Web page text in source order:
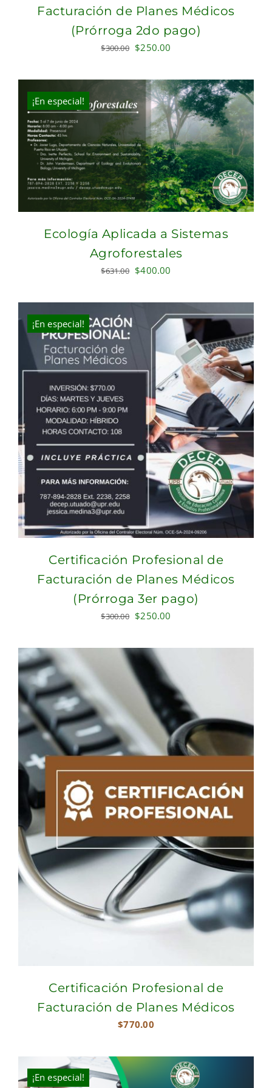
Facturación de Planes Médicos
(Prórroga 2do pago)
$300.00 Original
was:
$300.00.
$250.00
is:
$250.00.
¡En especial!
Ecología Aplicada a Sistemas
Agroforestales
$631.00 Original
was:
$631.00.
$400.00
is:
$400.00.
¡En especial!
Certificación Profesional de
Facturación de Planes Médicos
(Prórroga 3er pago)
$300.00 Original
was:
$300.00.
$250.00
is:
Certificación Profesional de
Facturación de Planes Médicos
$770.00
¡En especial!